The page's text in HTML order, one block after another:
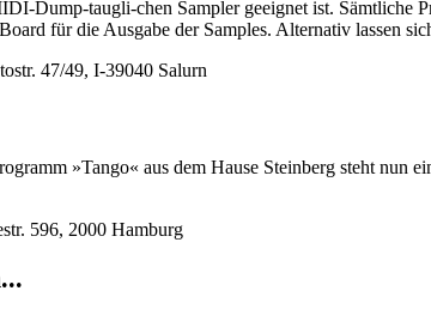
Dump-taugli-chen Sampler geeignet ist. Sämtliche
für die Ausgabe der Samples. Alternativ lassen
47/49, I-39040 Salurn
»Tango« aus dem Hause Steinberg steht
596, 2000 Hamburg